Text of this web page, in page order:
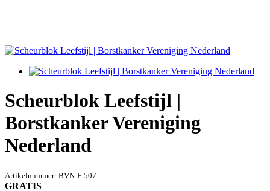
Scheurblok Leefstijl |
Borstkanker Vereniging
Nederland
Artikelnummer: BVN-F-507
GRATIS